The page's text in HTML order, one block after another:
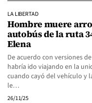
LA LIBERTAD
Hombre muere
autobús de la ruta
Elena
De acuerdo con versiones
habría ido viajando en la
cuando cayó del vehículo y
le…
26/11/25